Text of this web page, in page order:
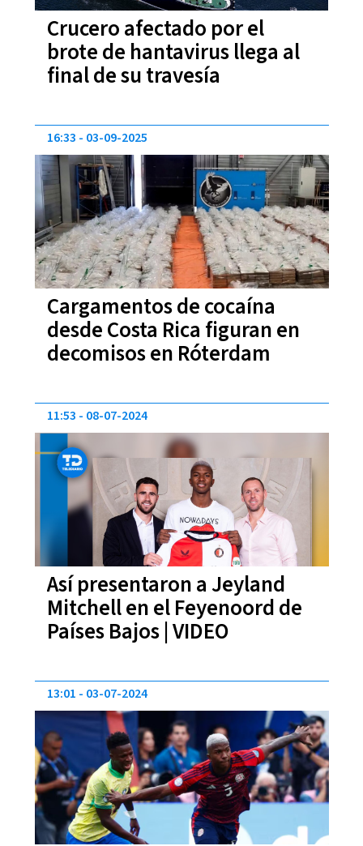
Crucero afectado por el
brote de hantavirus llega al
final de su travesía
Cargamentos de cocaína
desde Costa Rica figuran en
decomisos en Róterdam
16:33 03-09-2025
Así presentaron a Jeyland
Mitchell en el Feyenoord de
Países Bajos | VIDEO
11:53 08-07-2024
13:01 03-07-2024